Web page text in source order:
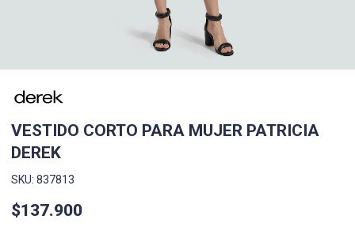
VESTIDO CORTO PARA MUJER PATRICIA
DEREK
SKU: 837813
$137.900